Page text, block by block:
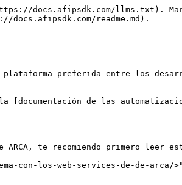
docs.afipsdk.com/llms.txt).
readme.md).
plataforma preferida entre los
[documentación de las
te recomiendo primero leer
con-los-web-services-de-de-arca/